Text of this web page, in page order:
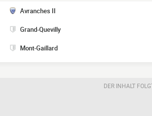
Avranches II
Grand-Quevilly
Mont-Gaillard
DER INHALT